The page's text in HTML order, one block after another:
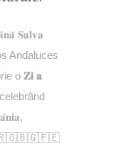
𝐒𝐚𝐥𝐯𝐚
Andaluces
o 𝐙𝐢 𝐚
🇷🇴🇧🇬🇵🇪